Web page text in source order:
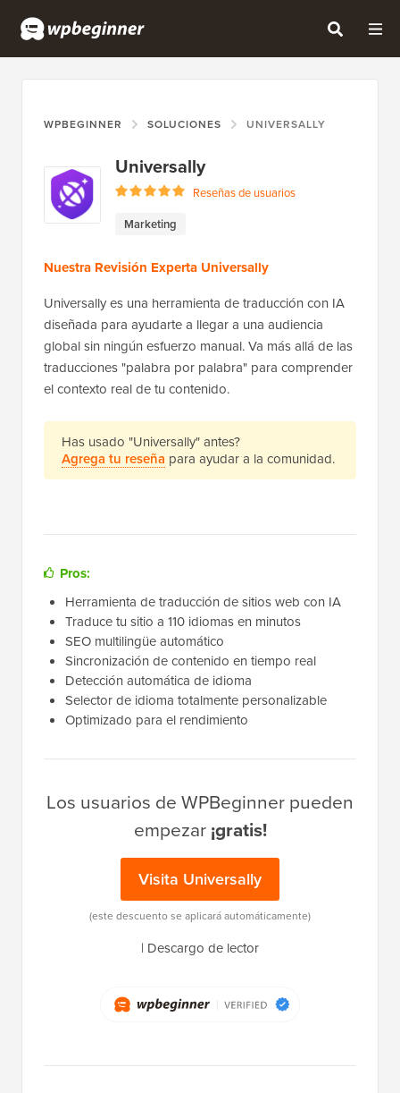
WPBEGINNER SOLUCIONES UNIVERSALLY
Universally
Reseñas de usuarios
Marketing
Nuestra Revisión Experta Universally
Universally es una herramienta de traducción con IA
diseñada para ayudarte a llegar a una audiencia
global sin ningún esfuerzo manual. Va más allá de las
traducciones "palabra por palabra" para comprender
el contexto real de tu contenido.
Has usado "Universally" antes?
Agrega tu reseña para ayudar a la comunidad.
Pros:
Herramienta de traducción de sitios web con IA
Traduce tu sitio a 110 idiomas en minutos
SEO multilingüe automático
Sincronización de contenido en tiempo real
Detección automática de idioma
Selector de idioma totalmente personalizable
Optimizado para el rendimiento
Los usuarios de WPBeginner pueden
empezar¡gratis!
Visita Universally
(este descuento se aplicará automáticamente)
| Descargo de lector